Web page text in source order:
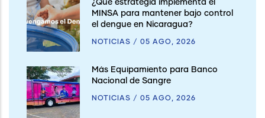
¿Qué estrategia implementa el
MINSA para mantener bajo control
el dengue en Nicaragua?
NOTICIAS / 05 AGO, 2026
Más Equipamiento para Banco
Nacional de Sangre
NOTICIAS / 05 AGO, 2026